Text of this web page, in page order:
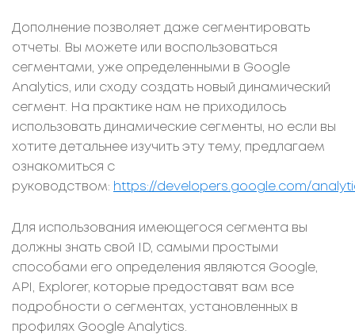
Дополнение позволяет даже сегментировать
отчеты. Вы можете или воспользоваться
сегментами, уже определенными в Google
Analytics, или сходу создать новый динамический
сегмент. На практике нам не приходилось
использовать динамические сегменты, но если вы
хотите детальнее изучить эту тему, предлагаем
ознакомиться с
руководством: https://developers.google.com/
Для использования имеющегося сегмента вы
должны знать свой ID, самыми простыми
способами его определения являются Google,
API, Explorer, которые предоставят вам все
подробности о сегментах, установленных в
профилях Google Analytics.